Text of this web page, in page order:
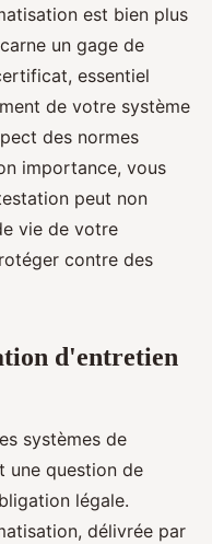
de
est bien plus
un gage de
essentiel
de votre système
des normes
importance, vous
peut non
vie de votre
contre des
d'entretien
systèmes de
une question de
légale.
délivrée par